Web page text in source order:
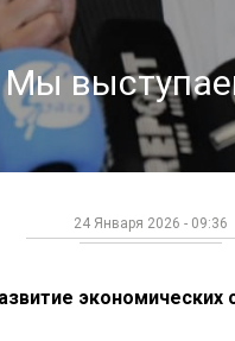
24 Января 2026 - 09:36